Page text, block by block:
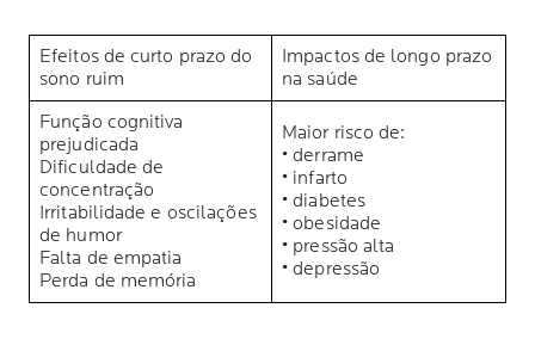
Efeitos de curto prazo do
sono ruim
Impactos de longo prazo
na saúde
Função cognitiva
prejudicada
Dificuldade de
concentração
Irritabilidade e oscilações
de humor
Falta de empatia
Perda de memória
Maior risco de:
• derrame
• infarto
• diabetes
• obesidade
• pressão alta
• depressão